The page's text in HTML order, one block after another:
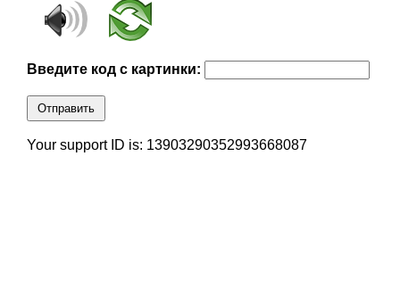
Введите код с картинки:
Отправить
Your support ID is: 13903290352993668087